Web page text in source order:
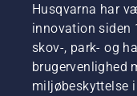
Husqvarna har
innovation siden
skov-, park- og
brugervenlighed
miljøbeskyttelse